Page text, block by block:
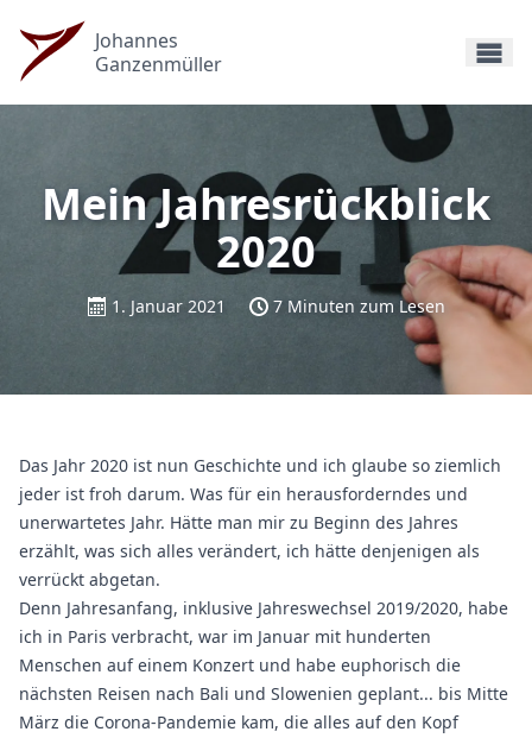
Johannes
Ganzenmüller
Mein Jahresrückblick
2020
1. Januar 2021 7 Minuten zum Lesen
Das Jahr 2020 ist nun Geschichte und ich glaube so ziemlich
jeder ist froh darum. Was für ein herausforderndes und
unerwartetes Jahr. Hätte man mir zu Beginn des Jahres
erzählt, was sich alles verändert, ich hätte denjenigen als
verrückt abgetan.
Denn Jahresanfang, inklusive Jahreswechsel 2019/2020, habe
ich in Paris verbracht, war im Januar mit hunderten
Menschen auf einem Konzert und habe euphorisch die
nächsten Reisen nach Bali und Slowenien geplant... bis Mitte
März die Corona-Pandemie kam, die alles auf den Kopf